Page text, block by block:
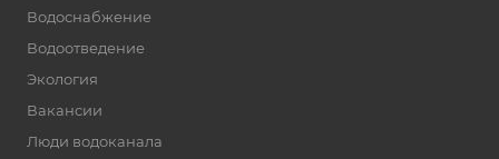
Водоснабжение
Водоотведение
Экология
Вакансии
Люди водоканала